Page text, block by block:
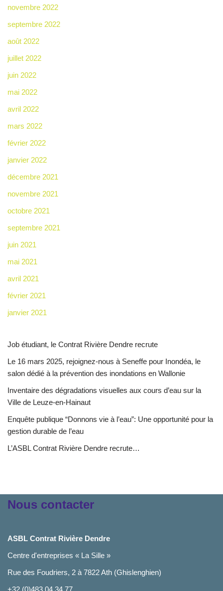
novembre 2022
septembre 2022
août 2022
juillet 2022
juin 2022
mai 2022
avril 2022
mars 2022
février 2022
janvier 2022
décembre 2021
novembre 2021
octobre 2021
septembre 2021
juin 2021
mai 2021
avril 2021
février 2021
janvier 2021
Job étudiant, le Contrat Rivière Dendre recrute
Le 16 mars 2025, rejoignez-nous à Seneffe pour Inondéa, le
salon dédié à la prévention des inondations en Wallonie
Inventaire des dégradations visuelles aux cours d’eau sur la
Ville de Leuze-en-Hainaut
Enquête publique “Donnons vie à l’eau”: Une opportunité pour la
gestion durable de l’eau
L’ASBL Contrat Rivière Dendre recrute…
Nous contacter
ASBL Contrat Rivière Dendre
Centre d'entreprises « La Sille »
Rue des Foudriers, 2 à 7822 Ath (Ghislenghien)